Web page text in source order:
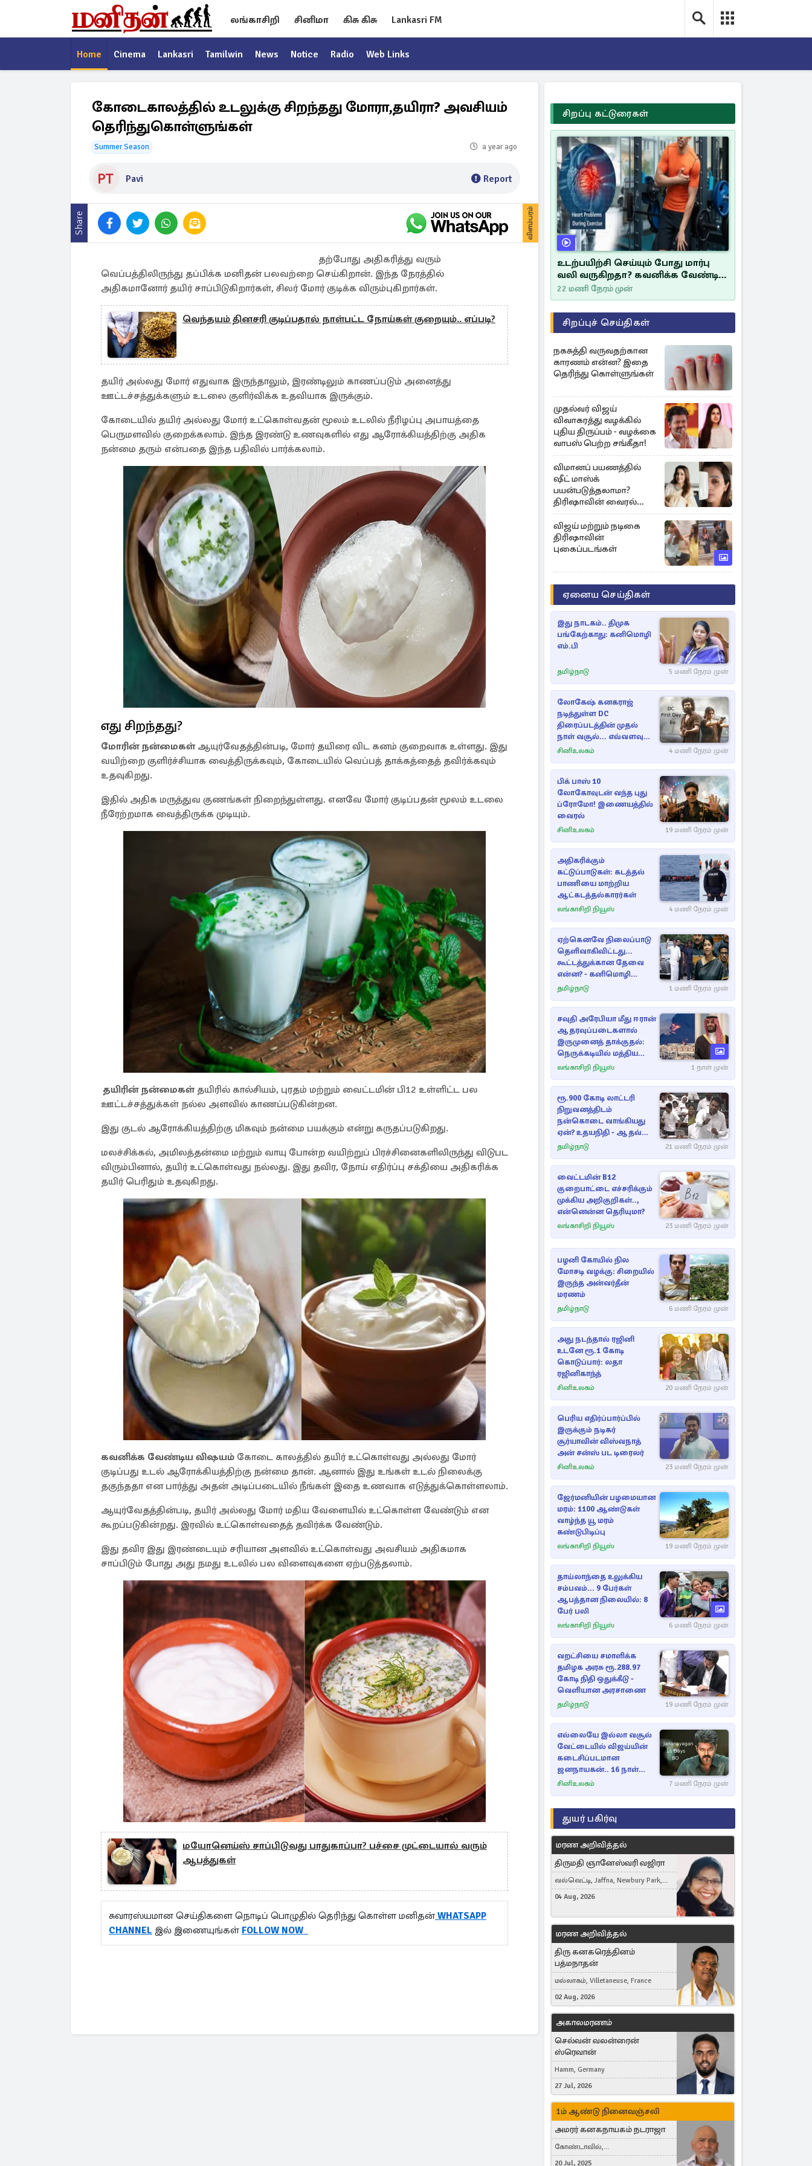
லங்காசிறி சினிமா கிசு கிசு Lankasri FM
Home Cinema Lankasri Tamilwin News Notice Radio Web Links
கோடைகாலத்தில் உடலுக்கு சிறந்தது மோரா,தயிரா? அவசியம்
தெரிந்துகொள்ளுங்கள்
Summer Season a year ago
Pavi Report
Share விளம்பரம்
தற்போது அதிகரித்து வரும்
வெப்பத்திலிருந்து தப்பிக்க மனிதன் பலவற்றை செய்கிறான். இந்த நேரத்தில்
அதிகமானோர் தயிர் சாப்பிடுகிறார்கள், சிலர் மோர் குடிக்க விரும்புகிறார்கள்.
வெந்தயம் தினசரி குடிப்பதால் நாள்பட்ட நோய்கள் குறையும்.. எப்படி?
தயிர் அல்லது மோர் எதுவாக இருந்தாலும், இரண்டிலும் காணப்படும் அனைத்து
ஊட்டச்சத்துக்களும் உடலை குளிர்விக்க உதவியாக இருக்கும்.
கோடையில் தயிர் அல்லது மோர் உட்கொள்வதன் மூலம் உடலில் நீரிழப்பு அபாயத்தை
பெருமளவில் குறைக்கலாம். இந்த இரண்டு உணவுகளில் எது ஆரோக்கியத்திற்கு அதிக
நன்மை தரும் என்பதை இந்த பதிவில் பார்க்கலாம்.
எது சிறந்தது?
மோரின் நன்மைகள் ஆயுர்வேதத்தின்படி, மோர் தயிரை விட கனம் குறைவாக உள்ளது. இது
வயிற்றை குளிர்ச்சியாக வைத்திருக்கவும், கோடையில் வெப்பத் தாக்கத்தைத் தவிர்க்கவும்
உதவுகிறது.
இதில் அதிக மருத்துவ குணங்கள் நிறைந்துள்ளது. எனவே மோர் குடிப்பதன் மூலம் உடலை
நீரேற்றமாக வைத்திருக்க முடியும்.
தயிரின் நன்மைகள் தயிரில் கால்சியம், புரதம் மற்றும் வைட்டமின் பி12 உள்ளிட்ட பல
ஊட்டச்சத்துக்கள் நல்ல அளவில் காணப்படுகின்றன.
இது குடல் ஆரோக்கியத்திற்கு மிகவும் நன்மை பயக்கும் என்று கருதப்படுகிறது.
மலச்சிக்கல், அமிலத்தன்மை மற்றும் வாயு போன்ற வயிற்றுப் பிரச்சினைகளிலிருந்து விடுபட
விரும்பினால், தயிர் உட்கொள்வது நல்லது. இது தவிர, நோய் எதிர்ப்பு சக்தியை அதிகரிக்க
தயிர் பெரிதும் உதவுகிறது.
கவனிக்க வேண்டிய விஷயம் கோடை காலத்தில் தயிர் உட்கொள்வது அல்லது மோர்
குடிப்பது உடல் ஆரோக்கியத்திற்கு நன்மை தான். ஆனால் இது உங்கள் உடல் நிலைக்கு
தகுந்ததா என பார்த்து அதன் அடிப்படையில் நீங்கள் இதை உணவாக எடுத்துக்கொள்ளலாம்.
ஆயுர்வேதத்தின்படி, தயிர் அல்லது மோர் மதிய வேளையில் உட்கொள்ள வேண்டும் என
கூறப்படுகின்றது. இரவில் உட்கொள்வதைத் தவிர்க்க வேண்டும்.
இது தவிர இது இரண்டையும் சரியான அளவில் உட்கொள்வது அவசியம் அதிகமாக
சாப்பிடும் போது அது நமது உடலில் பல விளைவுகளை ஏற்படுத்தலாம்.
மயோனெய்ஸ் சாப்பிடுவது பாதுகாப்பா? பச்சை முட்டையால் வரும்
ஆபத்துகள்
சுவாரஸ்யமான செய்திகளை நொடிப் பொழுதில் தெரிந்து கொள்ள மனிதன் WHATSAPP
CHANNEL இல் இணையுங்கள் FOLLOW NOW
சிறப்பு கட்டுரைகள்
உடற்பயிற்சி செய்யும் போது மார்பு
வலி வருகிறதா? கவனிக்க வேண்டிய
எச்சரிக்கை அறிகுறிகள்
22 மணி நேரம் முன்
சிறப்புச் செய்திகள்
நகசுத்தி வருவதற்கான
காரணம் என்ன? இதை
தெரிந்து கொள்ளுங்கள்
முதல்வர் விஜய்
விவாகரத்து வழக்கில்
புதிய திருப்பம் - வழக்கை
வாபஸ் பெற்ற சங்கீதா!
விமானப் பயணத்தில்
ஷீட் மாஸ்க்
பயன்படுத்தலாமா?
திரிஷாவின் வைரல்
செல்ஃபிக்கு மருத்துவர்
விளக்கம்
விஜய் மற்றும் நடிகை
திரிஷாவின்
புகைப்படங்கள்
ஏனைய செய்திகள்
இது நாடகம்.. திமுக
பங்கேற்காது: கனிமொழி
எம்.பி
தமிழ்நாடு 5 மணி நேரம் முன்
லோகேஷ் கனகராஜ்
நடித்துள்ள DC
திரைப்படத்தின் முதல்
நாள் வசூல்... எவ்வளவு
தெரியுமா?
சினிஉலகம் 4 மணி நேரம் முன்
பிக் பாஸ் 10
லோகோவுடன் வந்த புது
ப்ரோமோ! இணையத்தில்
வைரல்
சினிஉலகம் 19 மணி நேரம் முன்
அதிகரிக்கும்
கட்டுப்பாடுகள்: கடத்தல்
பாணியை மாற்றிய
ஆட்கடத்தல்காரர்கள்
லங்காசிறி நியூஸ் 4 மணி நேரம் முன்
ஏற்கெனவே நிலைப்பாடு
தெளிவாகிவிட்டது...
கூட்டத்துக்கான தேவை
என்ன? - கனிமொழி
விமர்சனம்
தமிழ்நாடு 1 மணி நேரம் முன்
சவுதி அரேபியா மீது ஈரான்
ஆதரவுப்படைகளால்
இருமுனைத் தாக்குதல்:
நெருக்கடியில் மத்திய
கிழக்கு
லங்காசிறி நியூஸ் 1 நாள் முன்
ரூ.900 கோடி லாட்டரி
நிறுவனத்திடம்
நன்கொடை வாங்கியது
ஏன்? உதயநிதி - ஆதவ்
விவாதம்
தமிழ்நாடு 21 மணி நேரம் முன்
வைட்டமின் B12
குறைபாட்டை எச்சரிக்கும்
முக்கிய அறிகுறிகள்..,
என்னென்ன தெரியுமா?
லங்காசிறி நியூஸ் 23 மணி நேரம் முன்
பழனி கோயில் நில
மோசடி வழக்கு: சிறையில்
இருந்த அன்வர்தீன்
மரணம்
தமிழ்நாடு 6 மணி நேரம் முன்
அது நடந்தால் ரஜினி
உடனே ரூ.1 கோடி
கொடுப்பார்: லதா
ரஜினிகாந்த்
சினிஉலகம் 20 மணி நேரம் முன்
பெரிய எதிர்ப்பார்ப்பில்
இருக்கும் நடிகர்
சூர்யாவின் விஸ்வநாத்
அன் சன்ஸ் பட டிரைலர்
சினிஉலகம் 23 மணி நேரம் முன்
ஜேர்மனியின் பழமையான
மரம்: 1100 ஆண்டுகள்
வாழ்ந்த யூ மரம்
கண்டுபிடிப்பு
லங்காசிறி நியூஸ் 19 மணி நேரம் முன்
தாய்லாந்தை உலுக்கிய
சம்பவம்... 9 பேர்கள்
ஆபத்தான நிலையில்: 8
பேர் பலி
லங்காசிறி நியூஸ் 6 மணி நேரம் முன்
வறட்சியை சமாளிக்க
தமிழக அரசு ரூ.288.97
கோடி நிதி ஒதுக்கீடு -
வெளியான அரசாணை
தமிழ்நாடு 19 மணி நேரம் முன்
எல்லையே இல்லா வசூல்
வேட்டையில் விஜய்யின்
கடைசிப்படமான
ஜனநாயகன்.. 16 நாள்
பாக்ஸ் ஆபிஸ்
சினிஉலகம் 7 மணி நேரம் முன்
துயர் பகிர்வு
மரண அறிவித்தல்
திருமதி ஞானேஸ்வரி வஜிரா
வல்வெட்டி, Jaffna, Newbury Park,
United Kingdom
04 Aug, 2026
மரண அறிவித்தல்
திரு கனகரெத்தினம்
பத்மநாதன்
மல்லாகம், Villetaneuse, France
02 Aug, 2026
அகாலமரணம்
செல்வன் வலன்ரைன்
ஸ்ரெவான்
Hamm, Germany
27 Jul, 2026
1ம் ஆண்டு நினைவஞ்சலி
அமரர் கனகநாயகம் நடராஜா
கோண்டாவில்,
புன்னாலைக்கட்டுவன், சவுதி
20 Jul, 2025